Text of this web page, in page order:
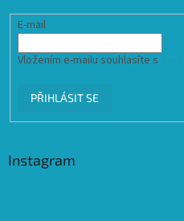
E-mail
Vložením e-mailu souhlasíte s
PŘIHLÁSIT SE
Instagram